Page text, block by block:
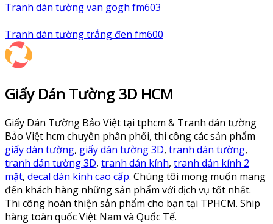
Tranh dán tường van gogh fm603
Tranh dán tường trắng đen fm600
Giấy Dán Tường 3D HCM
Giấy Dán Tường Bảo Việt tại tphcm & Tranh dán tường
Bảo Việt hcm chuyên phân phối, thi công các sản phẩm
giấy dán tường, giấy dán tường 3D, tranh dán tường,
tranh dán tường 3D, tranh dán kính, tranh dán kính 2
mặt, decal dán kính cao cấp. Chúng tôi mong muốn mang
đến khách hàng những sản phẩm với dịch vụ tốt nhất.
Thi công hoàn thiện sản phẩm cho bạn tại TPHCM. Ship
hàng toàn quốc Việt Nam và Quốc Tế.